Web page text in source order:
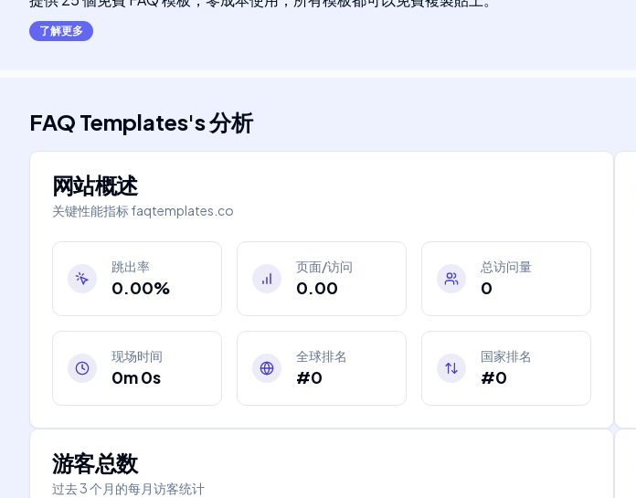
了解更多
FAQ Templates's分析
网站概述
关键性能指标faqtemplates.co
跳出率
0.00%
页面/访问
0.00
总访问量
0
现场时间
0m 0s
全球排名
#0
国家排名
#0
游客总数
过去 3 个月的每月访客统计